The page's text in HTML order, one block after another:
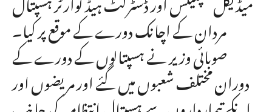
مردان کے اچانک دورے کے موقع پر کیا۔
صوبائی وزیر نے ہسپتالوں کے دورے کے
دوران مختلف شعبوں میں گئے اور مریضوں اور